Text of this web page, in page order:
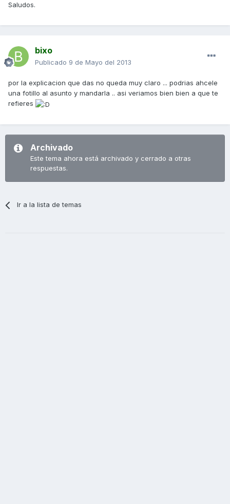
Saludos.
bixo
Publicado 9 de Mayo del 2013
por la explicacion que das no queda muy claro ... podrias ahcele
una fotillo al asunto y mandarla .. asi veriamos bien bien a que te
refieres
Archivado
Este tema ahora está archivado y cerrado a otras
respuestas.
Ir a la lista de temas